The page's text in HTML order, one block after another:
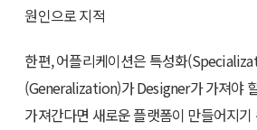
원인으로 지적
한편, 어플리케이션은 특성화
(Generalization)가 Designer가 가져야
가져간다면 새로운 플랫폼이 만들어지